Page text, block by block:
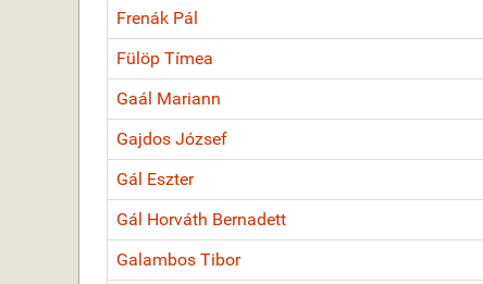
Frenák Pál
Fülöp Tímea
Gaál Mariann
Gajdos József
Gál Eszter
Gál Horváth Bernadett
Galambos Tibor